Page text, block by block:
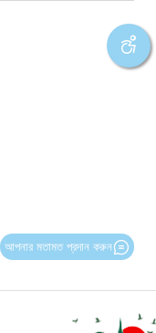
আপনার মতামত প্রদান করুন